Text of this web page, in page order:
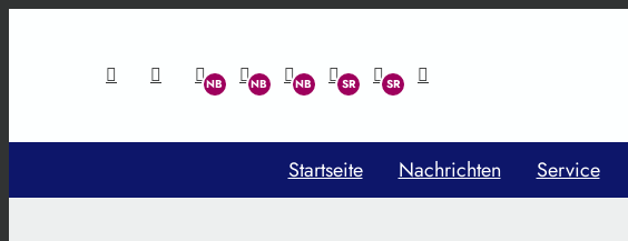
Startseite Nachrichten Service